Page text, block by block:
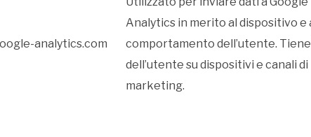
analytics.com
Analytics in merito al dispositivo e
comportamento dell’utente.
dell’utente su dispositivi e canali di
marketing.